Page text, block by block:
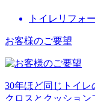
トイレリフォ
お客様のご要望
30年ほど同じトイレ
クロスとクッション